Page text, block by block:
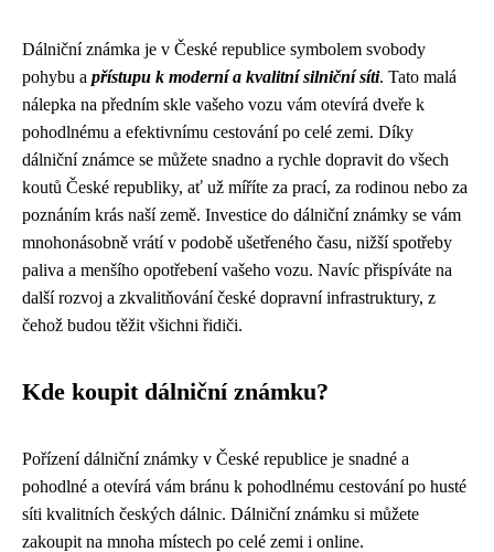
Dálniční známka je v České republice symbolem svobody
pohybu a přístupu k moderní a kvalitní silniční síti. Tato malá
nálepka na předním skle vašeho vozu vám otevírá dveře k
pohodlnému a efektivnímu cestování po celé zemi. Díky
dálniční známce se můžete snadno a rychle dopravit do všech
koutů České republiky, ať už míříte za prací, za rodinou nebo za
poznáním krás naší země. Investice do dálniční známky se vám
mnohonásobně vrátí v podobě ušetřeného času, nižší spotřeby
paliva a menšího opotřebení vašeho vozu. Navíc přispíváte na
další rozvoj a zkvalitňování české dopravní infrastruktury, z
čehož budou těžit všichni řidiči.
Kde koupit dálniční známku?
Pořízení dálniční známky v České republice je snadné a
pohodlné a otevírá vám bránu k pohodlnému cestování po husté
síti kvalitních českých dálnic. Dálniční známku si můžete
zakoupit na mnoha místech po celé zemi i online.